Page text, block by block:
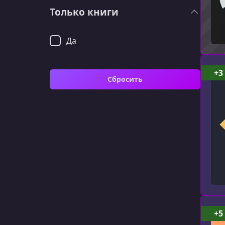
Только книги
Да
Сбросить
+3
+5